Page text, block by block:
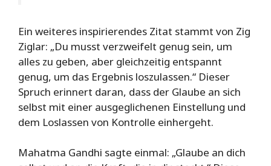
Ein weiteres inspirierendes Zitat stammt von Zig
Ziglar: „Du musst verzweifelt genug sein, um
alles zu geben, aber gleichzeitig entspannt
genug, um das Ergebnis loszulassen.“ Dieser
Spruch erinnert daran, dass der Glaube an sich
selbst mit einer ausgeglichenen Einstellung und
dem Loslassen von Kontrolle einhergeht.
Mahatma Gandhi sagte einmal: „Glaube an dich